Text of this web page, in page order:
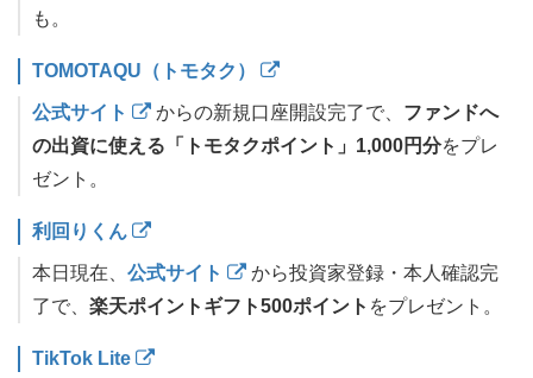
も。
TOMOTAQU（トモタク）
公式サイト からの新規口座開設完了で、 ファンドへ
の出資に使える「トモタクポイント」1,000円分をプレ
ゼント。
利回りくん
本日現在、 公式サイト
から投資家登録・本人確認完
了で、 楽天ポイントギフト500ポイント をプレゼント。
TikTok Lite